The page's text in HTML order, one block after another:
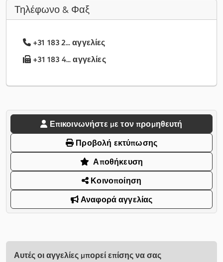
Τηλέφωνο & Φαξ
+31 183 2... αγγελίες
+31 183 4... αγγελίες
Επικοινωνήστε με τον προμηθευτή
Προβολή εκτύπωσης
Αποθήκευση
Κοινοποίηση
Αναφορά αγγελίας
Αυτές οι αγγελίες μπορεί επίσης να σας